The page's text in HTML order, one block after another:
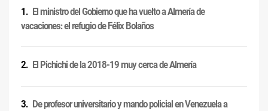
El ministro del Gobierno que ha vuelto a Almería de
vacaciones: el refugio de Félix Bolaños
El Pichichi de la 2018-19 muy cerca de Almería
De profesor universitario y mando policial en Venezuela a